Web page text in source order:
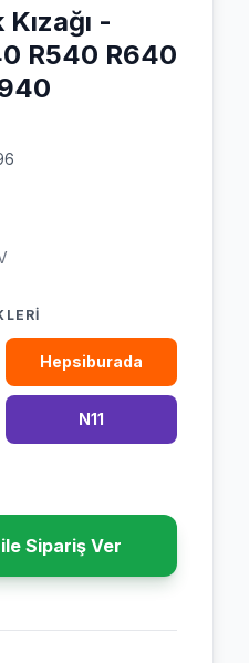
-
R540 R640
Hepsiburada
N11
Sipariş Ver